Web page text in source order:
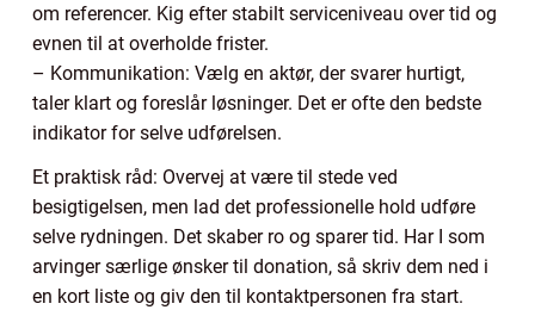
om referencer. Kig efter stabilt serviceniveau over tid og
evnen til at overholde frister.
– Kommunikation: Vælg en aktør, der svarer hurtigt,
taler klart og foreslår løsninger. Det er ofte den bedste
indikator for selve udførelsen.
Et praktisk råd: Overvej at være til stede ved
besigtigelsen, men lad det professionelle hold udføre
selve rydningen. Det skaber ro og sparer tid. Har I som
arvinger særlige ønsker til donation, så skriv dem ned i
en kort liste og giv den til kontaktpersonen fra start.